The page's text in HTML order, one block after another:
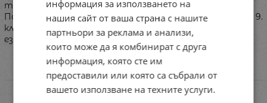
търсене и подбор на информация от интернет.
Помагалото за 8. клас се ползва и като първа част за 9.
клас при паралелки с интензивно изучаване на чужд
език.
Характеристики
информация за използването на
нашия сайт от ваша страна с нашите
партньори за реклама и анализи,
които може да я комбинират с друга
информация, която сте им
предоставили или която са събрали от
вашето използване на техните услуги.